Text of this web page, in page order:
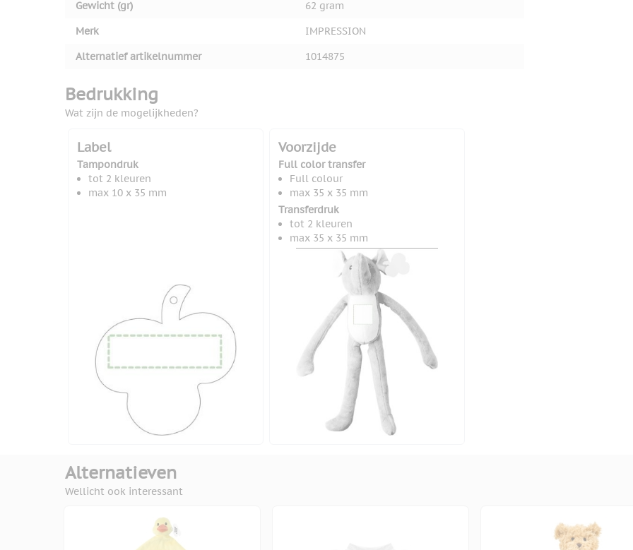
Gewicht (gr)
62 gram
Merk
IMPRESSION
Alternatief artikelnummer
1014875
Bedrukking
Wat zijn de mogelijkheden?
Label
Tampondruk
tot 2 kleuren
max 10 x 35 mm
Voorzijde
Full color transfer
Full colour
max 35 x 35 mm
Transferdruk
tot 2 kleuren
max 35 x 35 mm
Alternatieven
Wellicht ook interessant